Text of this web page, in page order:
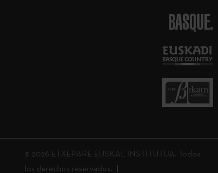
BASQUE.
© 2026 ETXEPARE EUSKAL INSTITUTUA. Todos
los derechos reservados.